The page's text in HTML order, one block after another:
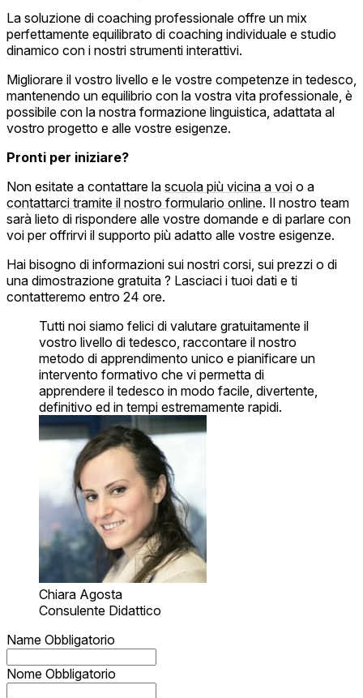
La soluzione di coaching professionale offre un mix
perfettamente equilibrato di coaching individuale e studio
dinamico con i nostri strumenti interattivi.
Migliorare il vostro livello e le vostre competenze in tedesco,
mantenendo un equilibrio con la vostra vita professionale, è
possibile con la nostra formazione linguistica, adattata al
vostro progetto e alle vostre esigenze.
Pronti per iniziare?
Non esitate a contattare la scuola più vicina a voi o a
contattarci tramite il nostro formulario online. Il nostro team
sarà lieto di rispondere alle vostre domande e di parlare con
voi per offrirvi il supporto più adatto alle vostre esigenze.
Hai bisogno di informazioni sui nostri corsi, sui prezzi o di
una dimostrazione gratuita ? Lasciaci i tuoi dati e ti
contatteremo entro 24 ore.
Tutti noi siamo felici di valutare gratuitamente il
vostro livello di tedesco, raccontare il nostro
metodo di apprendimento unico e pianificare un
intervento formativo che vi permetta di
apprendere il tedesco in modo facile, divertente,
definitivo ed in tempi estremamente rapidi.
Chiara Agosta
Consulente Didattico
Name Obbligatorio
Nome Obbligatorio